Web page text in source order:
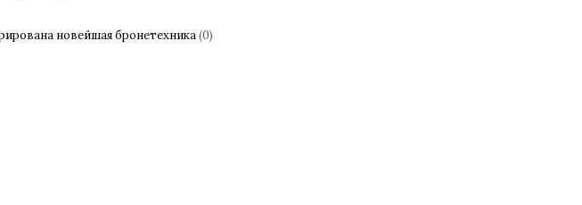
новейшая бронетехника(0)